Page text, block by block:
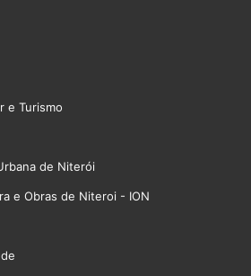
e Turismo
de Niterói
e Obras de Niteroi - ION